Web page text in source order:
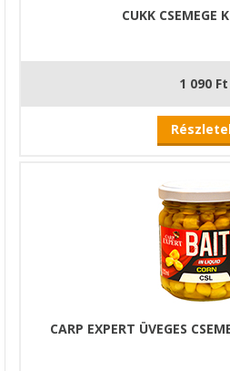
CUKK CSEMEGE
1 090 Ft
CARP EXPERT ÜVEGES